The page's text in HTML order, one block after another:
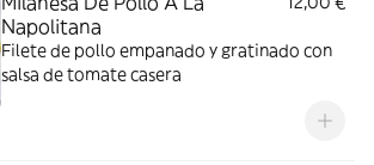
Napolitana
Filete de pollo empanado y gratinado con
salsa de tomate casera